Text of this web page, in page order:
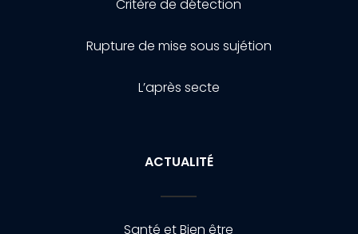
Critère de détection
Rupture de mise sous sujétion
L’après secte
ACTUALITÉ
Santé et Bien être